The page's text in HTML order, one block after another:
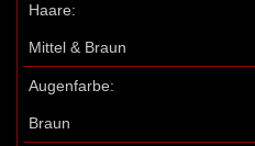
Haare:
Mittel & Braun
Augenfarbe:
Braun